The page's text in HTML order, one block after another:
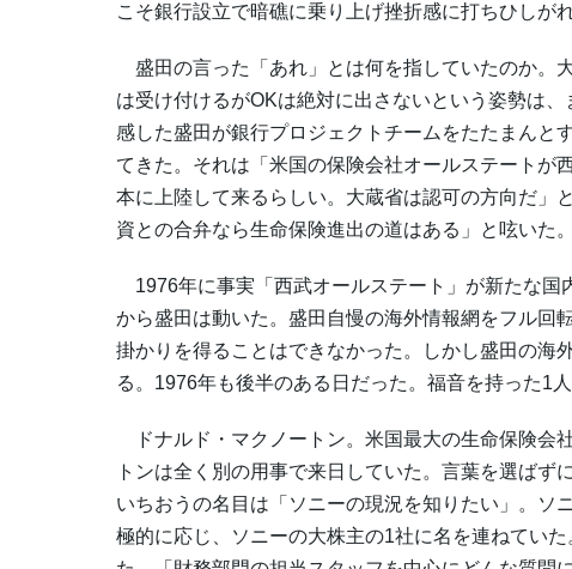
こそ銀行設立で暗礁に乗り上げ挫折感に打ちひしが
盛田の言った「あれ」とは何を指していたのか。
は受け付けるがOKは絶対に出さないという姿勢は
感した盛田が銀行プロジェクトチームをたたまんと
てきた。それは「米国の保険会社オールステートが
本に上陸して来るらしい。大蔵省は認可の方向だ」
資との合弁なら生命保険進出の道はある」と呟いた。
1976年に事実「西武オールステート」が新たな国
から盛田は動いた。盛田自慢の海外情報網をフル回
掛かりを得ることはできなかった。しかし盛田の海
る。1976年も後半のある日だった。福音を持った1
ドナルド・マクノートン。米国最大の生命保険会
トンは全く別の用事で来日していた。言葉を選ばず
いちおうの名目は「ソニーの現況を知りたい」。ソ
極的に応じ、ソニーの大株主の1社に名を連ねてい